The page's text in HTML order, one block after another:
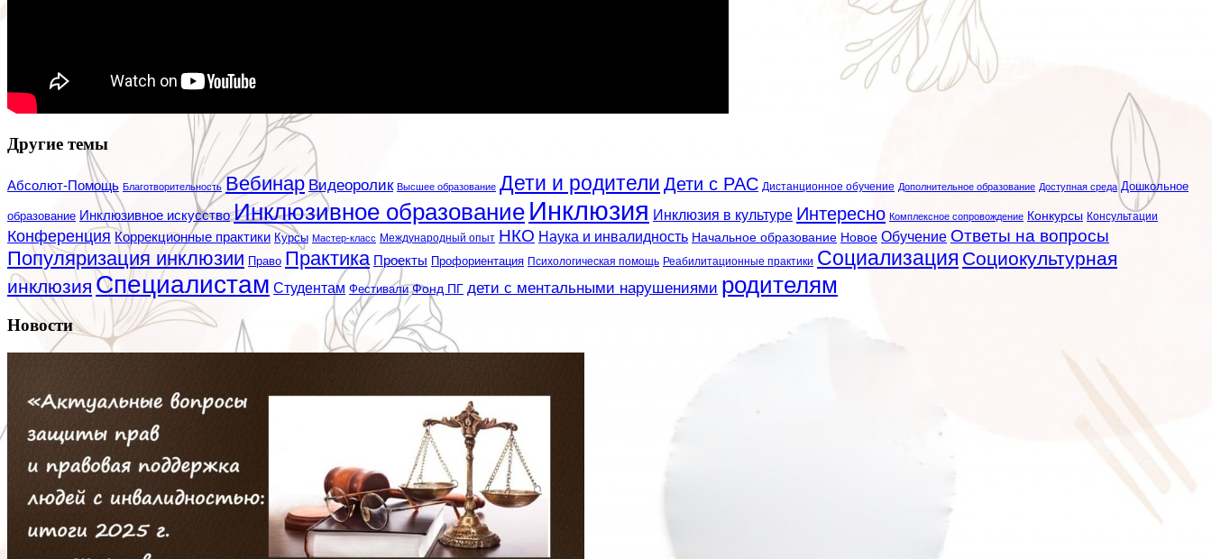
Другие темы
Абсолют-Помощь Благотворительность Вебинар Видеоролик Высшее образование Дети и родители Дети с РАС Дистанционное обучение Дополнительное образование Доступная среда Дошкольное
образование Инклюзивное искусство Инклюзивное образование Инклюзия Инклюзия в культуре Интересно Комплексное сопровождение Конкурсы Консультации
Конференция Коррекционные практики Курсы Мастер-класс Международный опыт НКО Наука и инвалидность Начальное образование Новое Обучение Ответы на вопросы
Популяризация инклюзии Право Практика Проекты Профориентация Психологическая помощь Реабилитационные практики Социализация Социокультурная
инклюзия Специалистам Студентам Фестивали Фонд ПГ дети с ментальными нарушениями родителям
Новости